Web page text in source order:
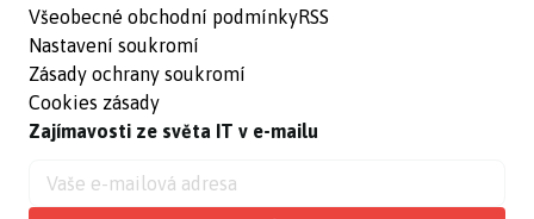
Všeobecné obchodní podmínky
Nastavení soukromí
Zásady ochrany soukromí
Cookies zásady
RSS
Zajímavosti ze světa IT v e-mailu